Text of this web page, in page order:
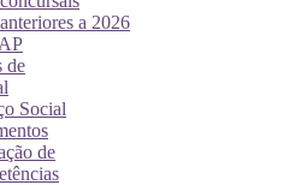
anteriores a 2026
de
Social
de